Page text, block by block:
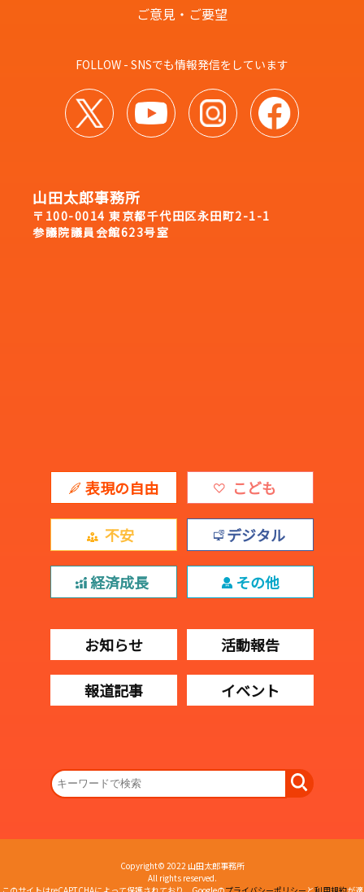
ご意見・ご要望
FOLLOW - SNSでも情報発信をしています
山田太郎事務所
〒100-0014 東京都千代田区永田町2-1-1
参議院議員会館623号室
表現の自由 こども
不安 デジタル
経済成長 その他
お知らせ 活動報告
報道記事 イベント
Copyright© 2022 山田太郎事務所
All rights reserved.